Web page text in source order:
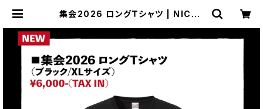
集会2026 ロングＴシャツ | NICOL